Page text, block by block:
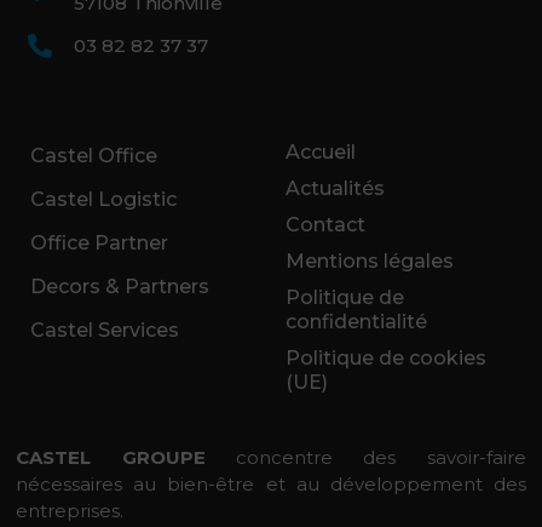
03 82 82 37 37
Castel Office
Castel Logistic
Office Partner
Decors & Partners
Castel Services
Accueil
Actualités
Contact
Mentions légales
Politique de
confidentialité
Politique de cookies
(UE)
CASTEL GROUPE concentre des savoir-faire
nécessaires au bien-être et au développement des
entreprises.